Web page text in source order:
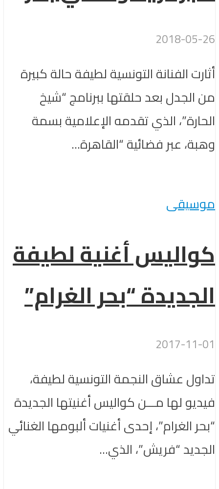
2018-05-26
أثارت الفنانة التونسية لطيفة حالة كبيرة
من الجدل بعد حلقتها ببرنامج “شيخ
الحارة”، الذي تقدمه الإعلامية بسمة
وهبة، عبر فضائية “القاهرة...
موسيقى
كواليس أغنية لطيفة
الجديدة “بحر الغرام”
2017-11-01
تداول عشاق النجمة التونسية لطيفة،
فيديو لها مـــن كواليس أغنيتها الجديدة
“بحر الغرام”، إحدى أغنيات ألبومها الغنائي
الجديد “فريش”، الذي...